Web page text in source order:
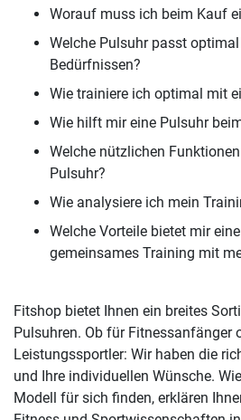
Worauf muss ich beim Kauf
Welche Pulsuhr passt
Bedürfnissen?
Wie trainiere ich optimal mit
Wie hilft mir eine Pulsuhr
Welche nützlichen
Pulsuhr?
Wie analysiere ich mein
Welche Vorteile bietet mir
gemeinsames Training mit
Fitshop bietet Ihnen ein breites
Pulsuhren. Ob für Fitnessanfänger
Leistungssportler: Wir haben die
und Ihre individuellen Wünsche.
Modell für sich finden, erklären